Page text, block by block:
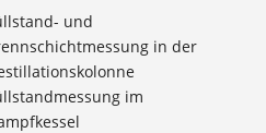
und
in der
im